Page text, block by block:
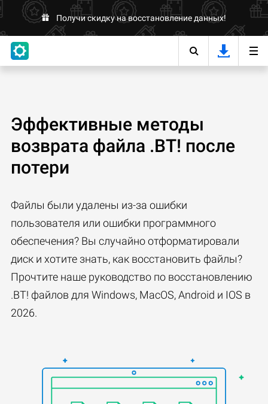
Получи скидку на восстановление данных!
Эффективные методы
возврата файла .BT! после
потери
Файлы были удалены из-за ошибки
пользователя или ошибки программного
обеспечения? Вы случайно отформатировали
диск и хотите знать, как восстановить файлы?
Прочтите наше руководство по восстановлению
.BT! файлов для Windows, MacOS, Android и IOS в
2026.